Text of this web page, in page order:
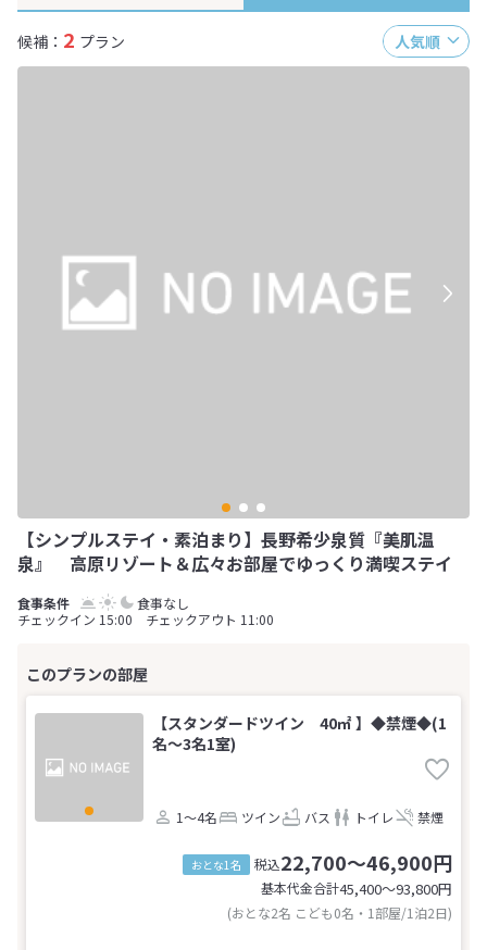
候補： 2 プラン 人気順
【シンプルステイ・素泊まり】長野希少泉質『美肌温
泉』 高原リゾート＆広々お部屋でゆっくり満喫ステイ
食事なし
チェックイン 15:00 チェックアウト 11:00
【スタンダードツイン 40㎡ 】◆禁煙◆(1
名～3名1室)
1～4名 ツイン バス トイレ 禁煙
おとな1名 税込22,700～46,900円
基本代金合計45,400〜93,800円
(おとな2名 こども0名・1部屋/1泊2日)